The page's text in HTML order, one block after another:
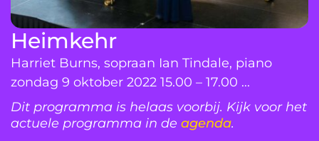
Heimkehr
Harriet Burns, sopraan Ian Tindale, piano
zondag 9 oktober 2022 15.00 – 17.00 ...
Dit programma is helaas voorbij. Kijk voor het
actuele programma in de agenda.